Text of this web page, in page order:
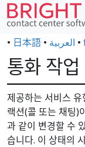
• 日本語 • العربية •
통화 작
제공하는 서비스
랙션(콜 또는 채팅)
과 같이 변경할 수
습니다. 이 상태의